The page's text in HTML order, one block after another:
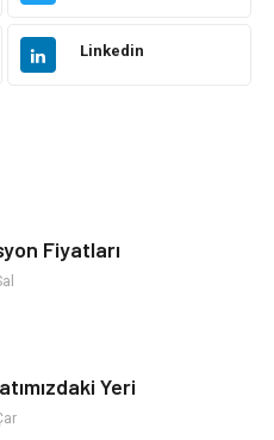
Güzellik Bakım
Moda
Linkedin
Fiyatları
Yeri